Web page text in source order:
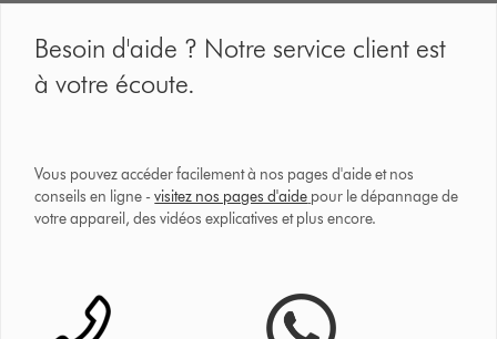
Besoin d'aide ? Notre service client est
à votre écoute.
Vous pouvez accéder facilement à nos pages d'aide et nos
conseils en ligne -visitez nos pages d'aide pour le dépannage de
votre appareil, des vidéos explicatives et plus encore.